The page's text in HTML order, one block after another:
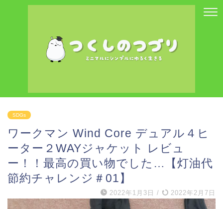
SDGs
ワークマン Wind Core デュアル４ヒ
ーター２WAYジャケット レビュ
ー！！最高の買い物でした…【灯油代
節約チャレンジ＃01】
2022年1月3日 / 2022年2月7日